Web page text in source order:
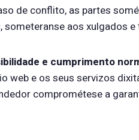
de conflito, as partes
someteranse aos xulgados e
e cumprimento
web e os seus servizos
comprométese a